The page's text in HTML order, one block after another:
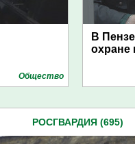
Общество
В
охране
РОСГВАРДИЯ (695)